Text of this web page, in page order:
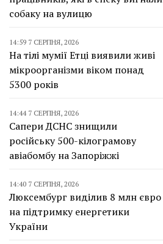
собаку на вулицю
14:59 7 СЕРПНЯ, 2026
На тілі мумії Етці виявили живі
мікроорганізми віком понад
5300 років
14:44 7 СЕРПНЯ, 2026
Сапери ДСНС знищили
російську 500-кілограмову
авіабомбу на Запоріжжі
14:40 7 СЕРПНЯ, 2026
Люксембург виділив 8 млн євро
на підтримку енергетики
України